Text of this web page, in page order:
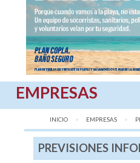
EMPRESAS
INICIO EMPRESAS
PREVISIONES